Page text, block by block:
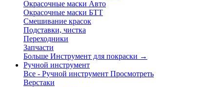
Окрасочные маски Авто
Окрасочные маски БТТ
Смешивание красок
Подставки, чистка
Переходники
Запчасти
Больше Инструмент для покраски →
Ручной инструмент
Все - Ручной инструмент Просмотреть
Верстаки